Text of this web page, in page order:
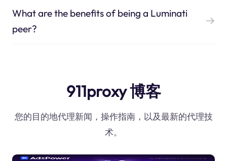
What are the benefits of being a Luminati
peer?
911proxy 博客
您的目的地代理新闻，操作指南，以及最新的代理技
术。